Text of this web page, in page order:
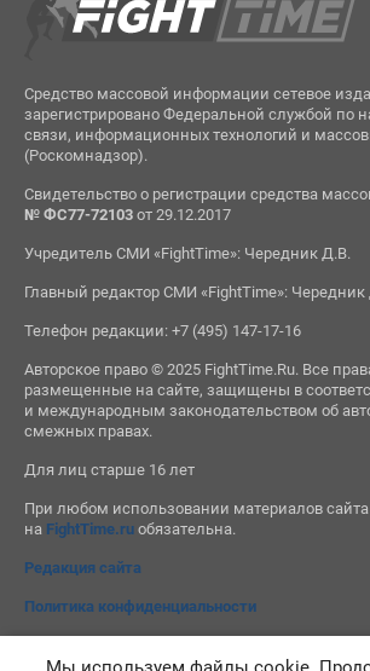
Средство массовой информации сетевое
зарегистрировано Федеральной службой по
связи, информационных технологий и
(Роскомнадзор).
Свидетельство о регистрации средства
№ ФС77-72103от 29.12.2017
Учредитель СМИ «FightTime»: Чередник Д.В.
Главный редактор СМИ «FightTime»: Чередник
Телефон редакции: +7 (495) 147-17-16
Авторское право © 2025 FightTime.Ru. Все
размещенные на сайте, защищены в
и международным законодательством об
смежных правах.
Для лиц старше 16 лет
При любом использовании материалов сайта
на FightTime.ruобязательна.
Редакция сайта
Политика конфиденциальности